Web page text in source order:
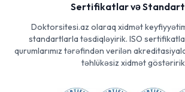
Sertifikatlar və
Doktorsitesi.az olaraq xidmət
standartlarla təsdiqləyirik. ISO
qurumlarımız tərəfindən verilən
təhlükəsiz xidmət